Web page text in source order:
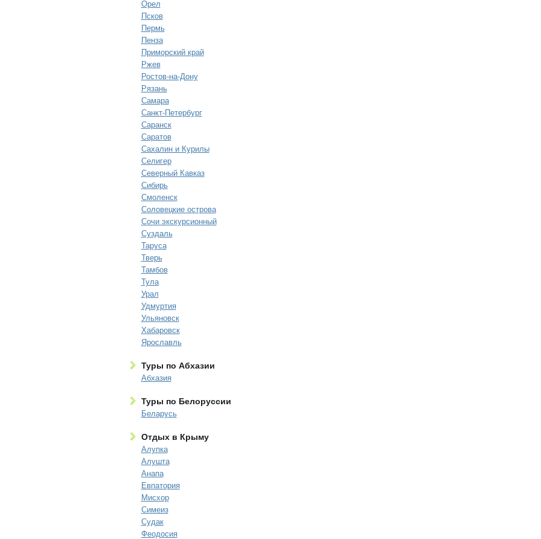
Орел
Псков
Пермь
Пенза
Приморский край
Ржев
Ростов-на-Дону
Рязань
Самара
Санкт-Петербург
Саранск
Саратов
Сахалин и Курилы
Селигер
Северный Кавказ
Сибирь
Смоленск
Соловецкие острова
Сочи экскурсионный
Суздаль
Таруса
Тверь
Тамбов
Тула
Урал
Удмуртия
Ульяновск
Хабаровск
Ярославль
Туры по Абхазии
Абхазия
Туры по Белоруссии
Беларусь
Отдых в Крыму
Алупка
Алушта
Анапа
Евпатория
Мисхор
Симеиз
Судак
Феодосия